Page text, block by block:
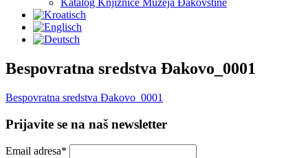
Katalog Knjižnice Muzeja Đakovštine
Bespovratna sredstva Đakovo_0001
Bespovratna sredstva Đakovo_0001
Prijavite se na naš newsletter
Email adresa*